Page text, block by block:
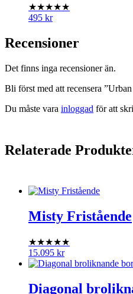
★★★★★
495 kr
Recensioner
Det finns inga recensioner än.
Bli först med att recensera
Du måste vara inloggad för att
Relaterade
Misty Fristående
★★★★★
15.095 kr
Diagonal